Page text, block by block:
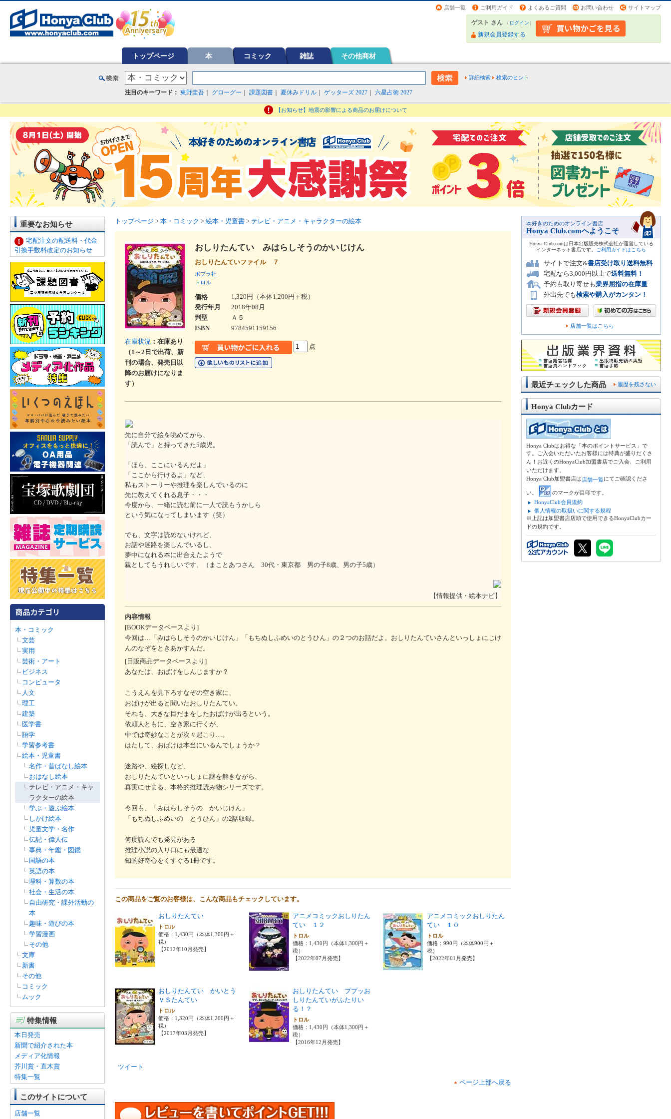
店舗一覧 ご利用ガイド よくあるご質問 お問い合わせ サイトマップ
ゲスト さん （ログイン）
新規会員登録する
トップページ 本 コミック 雑誌 その他商材
詳細検索 検索のヒント
注目のキーワード： 東野圭吾 グローグー 課題図書 夏休みドリル ゲッターズ 2027 六星占術 2027
【お知らせ】地震の影響による商品のお届けについて
重要なお知らせ
宅配注文の配送料・代金
引換手数料改定のお知らせ
本・コミック
文芸
実用
芸術・アート
ビジネス
コンピュータ
人文
理工
建築
医学書
語学
学習参考書
絵本・児童書
名作・昔ばなし絵本
おはなし絵本
テレビ・アニメ・キャ
ラクターの絵本
学ぶ・遊ぶ絵本
しかけ絵本
児童文学・名作
伝記・偉人伝
事典・年鑑・図鑑
国語の本
英語の本
理科・算数の本
社会・生活の本
自由研究・課外活動の
本
趣味・遊びの本
学習漫画
その他
文庫
新書
その他
コミック
ムック
特集情報
本日発売
新聞で紹介された本
メディア化情報
芥川賞・直木賞
特集一覧
このサイトについて
店舗一覧
トップページ > 本・コミック > 絵本・児童書 > テレビ・アニメ・キャラクターの絵本
在庫状況 ：在庫あり
（1～2日で出荷、新
刊の場合、発売日以
降のお届けになりま
す）
おしりたんてい みはらしそうのかいじけん
おしりたんていファイル ７
ポプラ社
トロル
価格
1,320円（本体1,200円＋税）
発行年月
2018年08月
判型
Ａ５
ISBN
9784591159156
点
先に自分で絵を眺めてから、
「読んで」と持ってきた5歳児。
「ほら、ここにいるんだよ」
「ここから行けるよ」など、
私もストーリーや推理を楽しんでいるのに
先に教えてくれる息子・・・
今度から、一緒に読む前に一人で読もうかしら
という気になってしまいます（笑）
でも、文字は読めないけれど、
お話や迷路を楽しんでいるし、
夢中になれる本に出合えたようで
親としてもうれしいです。（まことあつさん 30代・東京都 男の子8歳、男の子5歳）
【情報提供・絵本ナビ】
内容情報
[BOOKデータベースより]
今回は…「みはらしそうのかいじけん」「もちぬしふめいのとうひん」の２つのお話だよ。おしりたんていさんといっしょにじけ
んのなぞをときあかすんだ。
[日販商品データベースより]
あなたは、おばけをしんじますか？
こうえんを見下ろすなぞの空き家に、
おばけが出ると聞いたおしりたんてい。
それも、大きな目だまをしたおばけが出るという。
依頼人ともに、空き家に行くが、
中では奇妙なことが次々起こり…。
はたして、おばけは本当にいるんでしょうか？
迷路や、絵探しなど、
おしりたんていといっしょに謎を解きながら、
真実にせまる、本格的推理読み物シリーズです。
今回も、「みはらしそうの かいじけん」
「もちぬしふめいの とうひん」の2話収録。
何度読んでも発見がある
推理小説の入り口にも最適な
知的好奇心をくすぐる1冊です。
この商品をご覧のお客様は、こんな商品もチェックしています。
おしりたんてい
トロル
価格：1,430円（本体1,300円＋
税）
【2012年10月発売】
アニメコミックおしりたん
てい １２
トロル
価格：1,430円（本体1,300円＋
税）
【2022年07月発売】
アニメコミックおしりたん
てい １０
トロル
価格：990円（本体900円＋
税）
【2022年01月発売】
おしりたんてい かいとう
ＶＳたんてい
トロル
価格：1,320円（本体1,200円＋
税）
【2017年03月発売】
おしりたんてい ププッお
しりたんていがふたりい
る！？
トロル
価格：1,430円（本体1,300円＋
税）
【2016年12月発売】
ツイート
ページ上部へ戻る
本好きのためのオンライン書店
Honya Club.comへようこそ
Honya Club.comは日本出版販売株式会社が運営している
インターネット書店です。
ご利用ガイドはこちら
サイトで注文&書店受け取り送料無料
宅配なら3,000円以上で送料無料！
予約も取り寄せも業界屈指の在庫量
外出先でも検索や購入がカンタン！
店舗一覧はこちら
履歴を残さない
最近チェックした商品
Honya Clubカード
Honya Clubはお得な「本のポイントサービス」で
す。ご入会いただいたお客様には特典が盛りだくさ
ん！お近くのHonyaClub加盟書店でご入会、ご利用
いただけます。
Honya Club加盟書店は店舗一覧にてご確認くださ
い。
のマークが目印です。
HonyaClub会員規約
個人情報の取扱いに関する規程
※上記は加盟書店店頭で使用できるHonyaClubカー
ドの規約です。